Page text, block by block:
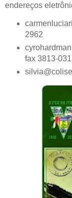
endereços
2962
fax 3813-